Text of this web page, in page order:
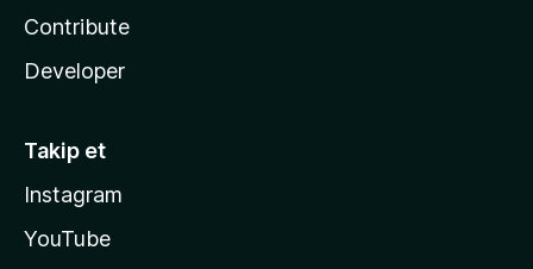
Contribute
Developer
Takip et
Instagram
YouTube